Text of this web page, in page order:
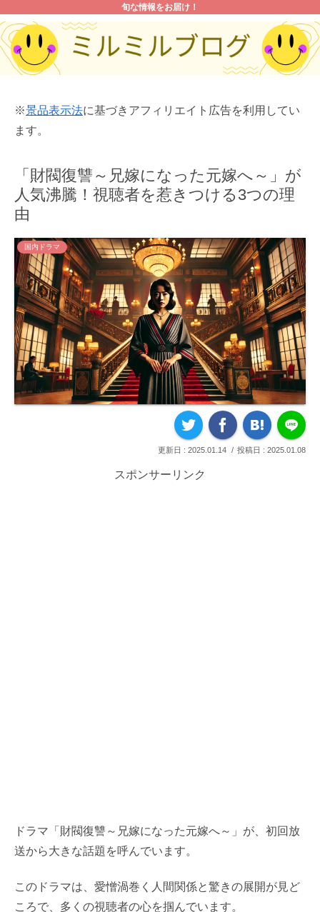
旬な情報をお届け！
※景品表示法に基づきアフィリエイト広告を利用してい
ます。
「財閥復讐～兄嫁になった元嫁へ～」が
人気沸騰！視聴者を惹きつける3つの理
由
国内ドラマ
2025.01.14 2025.01.08
スポンサーリンク
ドラマ「財閥復讐～兄嫁になった元嫁へ～」が、初回放
送から大きな話題を呼んでいます。
このドラマは、愛憎渦巻く人間関係と驚きの展開が見ど
ころで、多くの視聴者の心を掴んでいます。